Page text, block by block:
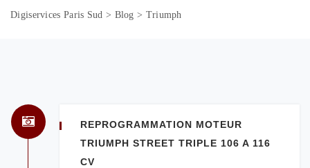
Digiservices Paris Sud > Blog > Triumph
REPROGRAMMATION MOTEUR
TRIUMPH STREET TRIPLE 106 A 116
CV